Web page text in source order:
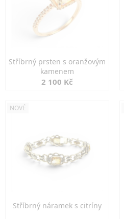
Stříbrný prsten s oranžovým
kamenem
2 100 Kč
NOVÉ
Stříbrný náramek s citríny